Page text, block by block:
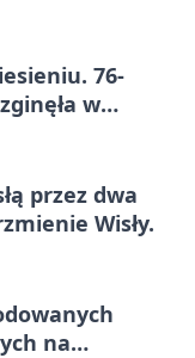
76-
w
przez dwa
Wisły.
na